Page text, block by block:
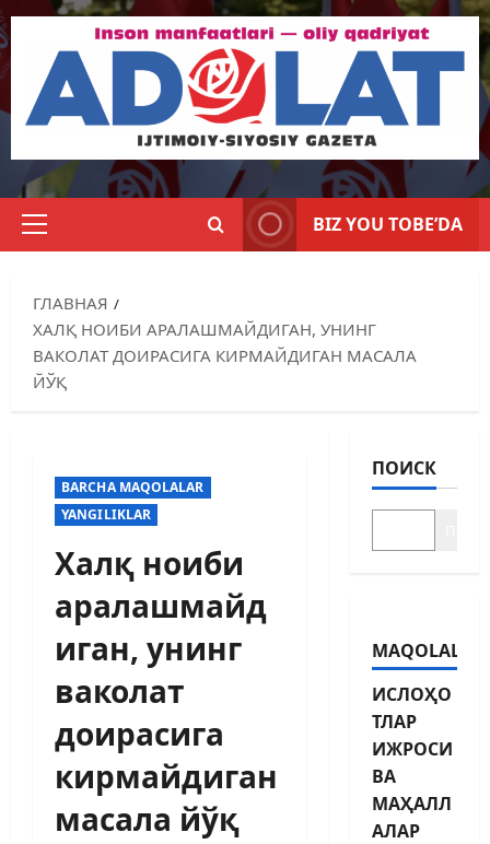
BIZ YOU TOBE’DA
ГЛАВНАЯ
ХАЛҚ НОИБИ АРАЛАШМАЙДИГАН, УНИНГ
ВАКОЛАТ ДОИРАСИГА КИРМАЙДИГАН МАСАЛА
ЙЎҚ
BARCHA MAQOLALAR
YANGILIKLAR
Халқ ноиби
аралашмайд
иган, унинг
ваколат
доирасига
кирмайдиган
масала йўқ
ПОИСК
MAQOLALAR
ИСЛОҲО
ТЛАР
ИЖРОСИ
ВА
МАҲАЛЛ
АЛАР